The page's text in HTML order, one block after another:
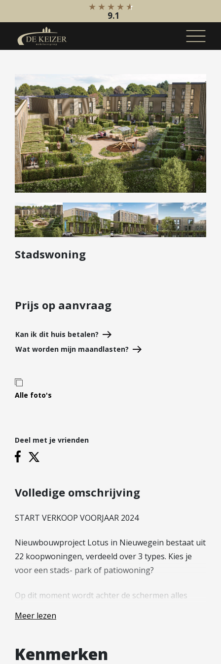
Bestaande bouw
Internationaal
Nieuwbouw
Bedrijfsaanbod
Huuraanbod
Bestaande bouw
Internationaal
Nieuwbouw
Bedrijfsaanbod
Diensten
Kopen
Verhuren
Taxeren
Verzekeren
Nieuwbouw
Particulieren
Hypotheek oversluiten
Hypotheek verhogen
Starterslening
Banken
Contact
Leer ons kennen
Over Ons
Vacatures
Blog
9.1
Stadswoning
Prijs op aanvraag
Kan ik dit huis betalen?
Wat worden mijn maandlasten?
Alle foto's
Deel met je vrienden
Volledige omschrijving
START VERKOOP VOORJAAR 2024
Nieuwbouwproject Lotus in Nieuwegein bestaat uit
22 koopwoningen, verdeeld over 3 types. Kies je
voor een stads- park of patiowoning?
Op dit moment wordt achter de schermen alles
verwachting start de verkoop in het voorjaar van
te blijven is mogelijk door je aan te melden via de
Meer lezen
Kenmerken